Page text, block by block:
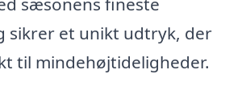
sikrer et unikt udtryk, der
til mindehøjtideligheder.